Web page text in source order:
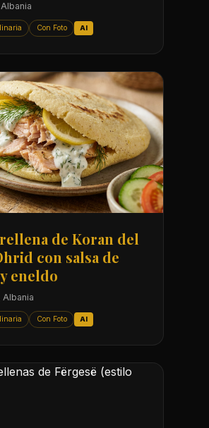
Con Foto AI
de Koran del
con salsa de
eneldo
Con Foto AI